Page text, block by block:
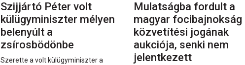
Szijjártó Péter volt
külügyminiszter mélyen
belenyúlt a
zsírosbödönbe
Szerette a volt külügyminiszter a
Mulatságba fordult a
magyar focibajnokság
közvetítési jogának
aukciója, senki nem
jelentkezett